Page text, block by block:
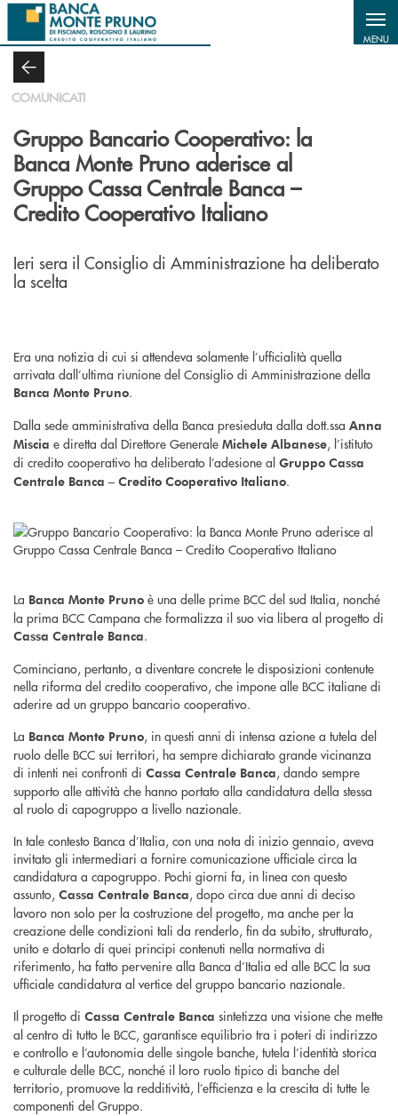
Salta al contenuto principale
MENU
COMUNICATI
Gruppo Bancario Cooperativo: la
Banca Monte Pruno aderisce al
Gruppo Cassa Centrale Banca –
Credito Cooperativo Italiano
Ieri sera il Consiglio di Amministrazione ha deliberato
la scelta
Era una notizia di cui si attendeva solamente l’ufficialità quella
arrivata dall’ultima riunione del Consiglio di Amministrazione della
Banca Monte Pruno.
Dalla sede amministrativa della Banca presieduta dalla dott.ssa Anna
Miscia e diretta dal Direttore Generale Michele Albanese, l’istituto
di credito cooperativo ha deliberato l’adesione al Gruppo Cassa
Centrale Banca – Credito Cooperativo Italiano.
La Banca Monte Pruno è una delle prime BCC del sud Italia, nonché
la prima BCC Campana che formalizza il suo via libera al progetto di
Cassa Centrale Banca.
Cominciano, pertanto, a diventare concrete le disposizioni contenute
nella riforma del credito cooperativo, che impone alle BCC italiane di
aderire ad un gruppo bancario cooperativo.
La Banca Monte Pruno, in questi anni di intensa azione a tutela del
ruolo delle BCC sui territori, ha sempre dichiarato grande vicinanza
di intenti nei confronti di Cassa Centrale Banca, dando sempre
supporto alle attività che hanno portato alla candidatura della stessa
al ruolo di capogruppo a livello nazionale.
In tale contesto Banca d’Italia, con una nota di inizio gennaio, aveva
invitato gli intermediari a fornire comunicazione ufficiale circa la
candidatura a capogruppo. Pochi giorni fa, in linea con questo
assunto, Cassa Centrale Banca, dopo circa due anni di deciso
lavoro non solo per la costruzione del progetto, ma anche per la
creazione delle condizioni tali da renderlo, fin da subito, strutturato,
unito e dotarlo di quei principi contenuti nella normativa di
riferimento, ha fatto pervenire alla Banca d’Italia ed alle BCC la sua
ufficiale candidatura al vertice del gruppo bancario nazionale.
Il progetto di Cassa Centrale Banca sintetizza una visione che mette
al centro di tutto le BCC, garantisce equilibrio tra i poteri di indirizzo
e controllo e l’autonomia delle singole banche, tutela l’identità storica
e culturale delle BCC, nonché il loro ruolo tipico di banche del
territorio, promuove la redditività, l’efficienza e la crescita di tutte le
componenti del Gruppo.